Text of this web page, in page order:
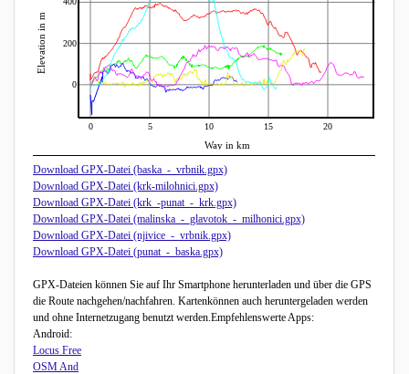
Way in km
Elevation in m
0 5 10 15 20
0
200
Download GPX-Datei (baska_-_vrbnik.gpx)
Download GPX-Datei (krk-milohnici.gpx)
Download GPX-Datei (krk_-punat_-_krk.gpx)
Download GPX-Datei (malinska_-_glavotok_-_milhonici.gpx)
Download GPX-Datei (njivice_-_vrbnik.gpx)
Download GPX-Datei (punat_-_baska.gpx)
GPX-Dateien können Sie auf Ihr Smartphone herunterladen und über die GPS
die Route nachgehen/nachfahren. Kartenkönnen auch heruntergeladen werden
und ohne Internetzugang benutzt werden.Empfehlenswerte Apps:
Android:
Locus Free
OSM And